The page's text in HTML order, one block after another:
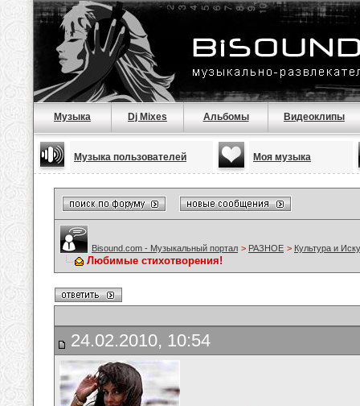
Музыка Dj Mixes Альбомы Видеоклипы
Музыка пользователей Моя музыка
Bisound.com - Музыкальный портал > РАЗНОЕ > Культура и
Любимые стихотворения!
24.02.2010, 10:54